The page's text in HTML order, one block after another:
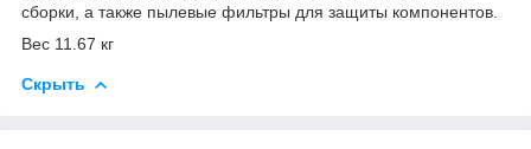
сборки, а также пылевые фильтры для защиты компонентов.
Вес 11.67 кг
Скрыть